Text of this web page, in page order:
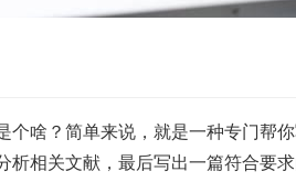
啥？简单来说，就是一种专门帮
相关文献，最后写出一篇符合要